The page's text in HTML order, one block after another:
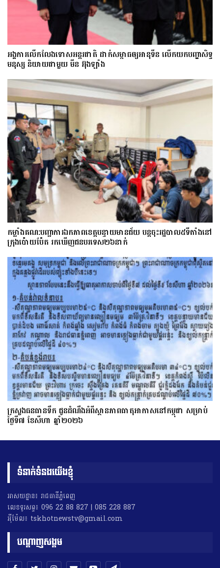
អង្គការលើកលែងទោសអន្តរជាតិ ដាក់សម្ពាធឲ្យអានុទីន លើកយកបញ្ហាសិទ្ធ
មនុស្ស និយាយជាមួយ មីន អ៊ុងឡាំង
កម្លាំងគណ:បញ្ជាការឯកភាពខេត្តបន្ទាយមានជ័យ បន្តចុះរដ្ឋបាល៥ទីតាំងនៅ
ក្រុងប៉ោយប៉ែត រកឃើញជនបរទេស២៦នាក់
ក្រសួងធនធានទឹក ជូនដំណឹងអំពីស្ថានភាពធាតុអាកាសនៅកម្ពុជា សម្រាប់
ថ្ងៃទី៧ ខែសីហា ឆ្នាំ២០២៦
ទំនាក់ទំនងយើងខ្ញុំ
អាសយដ្ឋាន៖ រាជធានីភ្នំពេញ
លេខទូរសព្ទ៖ 096 22 88 827 | 085 228 887
អុីម៉ែល៖ tskhotnewstv@gmail.com
បណ្តាញសង្គម